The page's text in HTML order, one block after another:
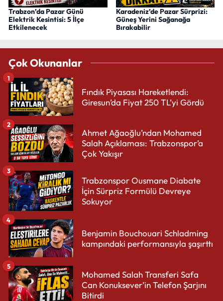
Trabzon’da Pazar Günü
Elektrik Kesintisi: 5 İlçe
Etkilenecek
Karadeniz’de Pazar Sürprizi:
Güneş Yerini Sağanağa
Bırakabilir
Çok Okunanlar
Fındık Piyasası Hareketlendi:
Giresun’da Fiyat 250 TL’yi Gördü
1
Ahmet Ağaoğlu’ndan Mohamed
Salah Açıklaması: Trabzonspor’a
Çok Yakışır
2
Trabzonspor Ousmane Diabate
İçin Sürpriz Formülü Devreye
Sokuyor
3
Benjamin Bouchouari Schladming
kampındaki performansıyla şaşırttı
4
Mohamed Salah Transferi Safa
Can Konuksever’in Telefon Şarjını
Bitirdi
5